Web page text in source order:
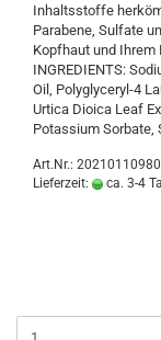
Inhaltsstoffe
Parabene, Sulfate
Kopfhaut und Ihrem
INGREDIENTS:
Oil, Polyglyceryl-4
Urtica Dioica Leaf
Potassium Sorbate,
Art.Nr.:
Lieferzeit:
ca. 3-4